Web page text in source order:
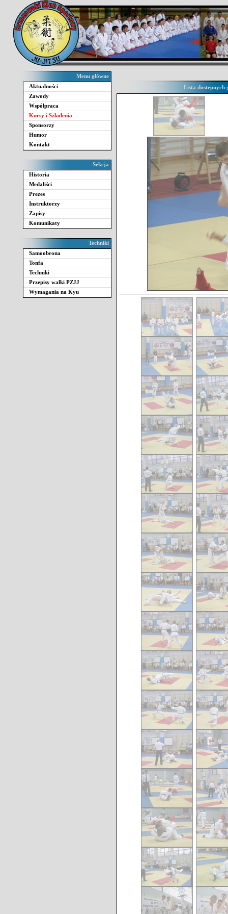
Menu główne
Aktualności
Zawody
Współpraca
Kursy i Szkolenia
Sponsorzy
Humor
Kontakt
Sekcja
Historia
Medaliści
Prezes
Instruktorzy
Zapisy
Komunikaty
Techniki
Samoobrona
Tonfa
Techniki
Przepisy walki PZJJ
Wymagania na Kyu
Lista dostepnych